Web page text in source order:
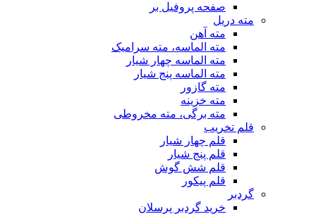
صفحه پروفیل بر
مته دریل
مته آهن
مته الماسه، مته سرامیک
مته الماسه چهار شیار
مته الماسه پنج شیار
مته گازور
مته خزینه
مته برگی، مته مخروطی
قلم تخریب
قلم چهار شیار
قلم پنج شیار
قلم شش گوش
قلم پیکور
گردبر
خرید گردبر پرسلان